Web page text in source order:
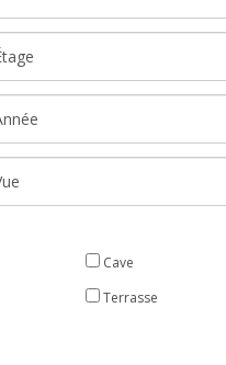
Cave
Terrasse